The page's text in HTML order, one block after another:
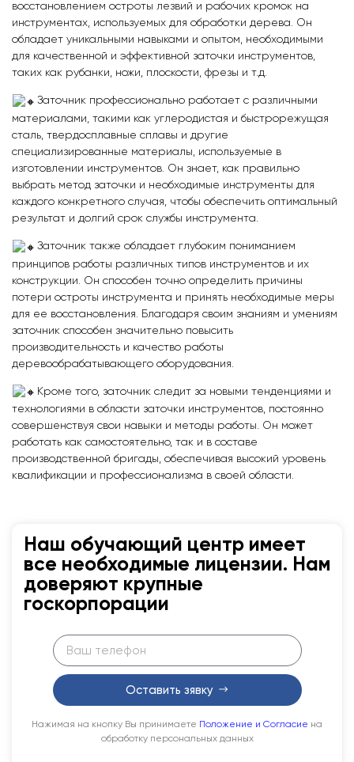
восстановлением остроты лезвий и рабочих кромок на
инструментах, используемых для обработки дерева. Он
обладает уникальными навыками и опытом, необходимыми
для качественной и эффективной заточки инструментов,
таких как рубанки, ножи, плоскости, фрезы и т.д.
Заточник профессионально работает с различными
материалами, такими как углеродистая и быстрорежущая
сталь, твердосплавные сплавы и другие
специализированные материалы, используемые в
изготовлении инструментов. Он знает, как правильно
выбрать метод заточки и необходимые инструменты для
каждого конкретного случая, чтобы обеспечить оптимальный
результат и долгий срок службы инструмента.
Заточник также обладает глубоким пониманием
принципов работы различных типов инструментов и их
конструкции. Он способен точно определить причины
потери остроты инструмента и принять необходимые меры
для ее восстановления. Благодаря своим знаниям и умениям
заточник способен значительно повысить
производительность и качество работы
деревообрабатывающего оборудования.
Кроме того, заточник следит за новыми тенденциями и
технологиями в области заточки инструментов, постоянно
совершенствуя свои навыки и методы работы. Он может
работать как самостоятельно, так и в составе
производственной бригады, обеспечивая высокий уровень
квалификации и профессионализма в своей области.
Наш обучающий центр имеет
все необходимые лицензии. Нам
доверяют крупные
госкорпорации
Оставить зявку
Нажимая на кнопку Вы принимаете Положение и Согласие на
обработку персональных данных